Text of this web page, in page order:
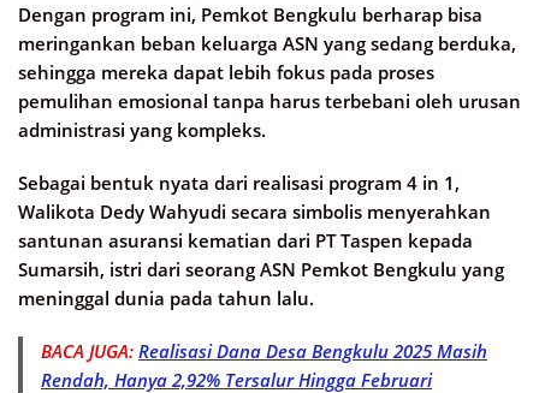
Dengan program ini, Pemkot Bengkulu berharap bisa
meringankan beban keluarga ASN yang sedang berduka,
sehingga mereka dapat lebih fokus pada proses
pemulihan emosional tanpa harus terbebani oleh urusan
administrasi yang kompleks.
Sebagai bentuk nyata dari realisasi program 4 in 1,
Walikota Dedy Wahyudi secara simbolis menyerahkan
santunan asuransi kematian dari PT Taspen kepada
Sumarsih, istri dari seorang ASN Pemkot Bengkulu yang
meninggal dunia pada tahun lalu.
BACA JUGA: Realisasi Dana Desa Bengkulu 2025 Masih
Rendah, Hanya 2,92% Tersalur Hingga Februari